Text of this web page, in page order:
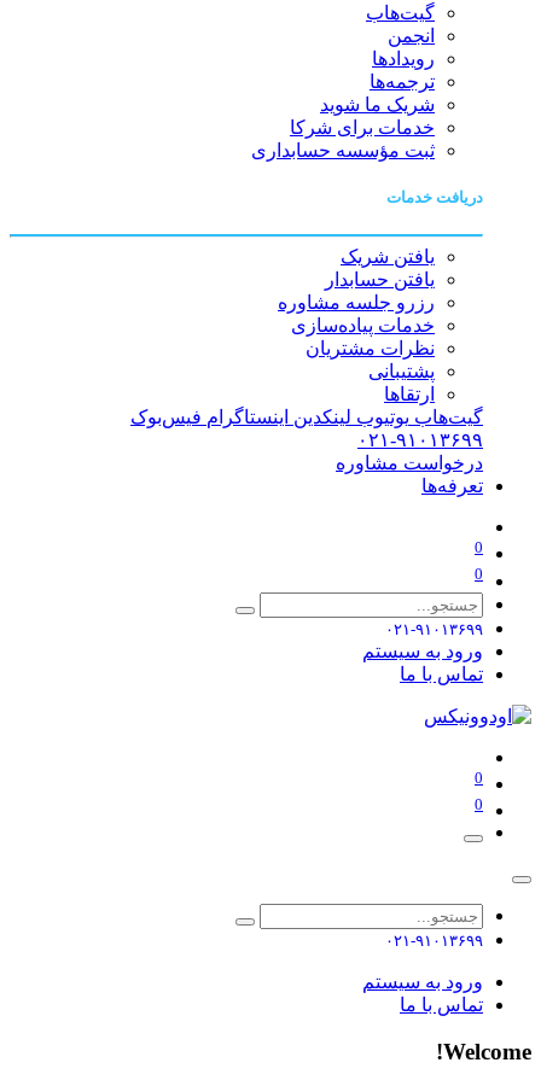
گیت‌هاب
انجمن
رویدادها
ترجمه‌ها
شریک ما شوید
خدمات برای شرکا
ثبت مؤسسه حسابداری
دریافت خدمات
یافتن شریک
یافتن حسابدار
رزرو جلسه مشاوره
خدمات پیاده‌سازی
نظرات مشتریان
پشتیبانی
ارتقاها
گیت‌هاب یوتیوب لینکدین اینستاگرام فیس‌بوک
۰۲۱-۹۱۰۱۳۶۹۹
درخواست مشاوره
تعرفه‌ها
0
0
۰۲۱-۹۱۰۱۳۶۹۹
ورود به سیستم
تماس با ما
0
0
۰۲۱-۹۱۰۱۳۶۹۹
ورود به سیستم
تماس با ما
Welcome!